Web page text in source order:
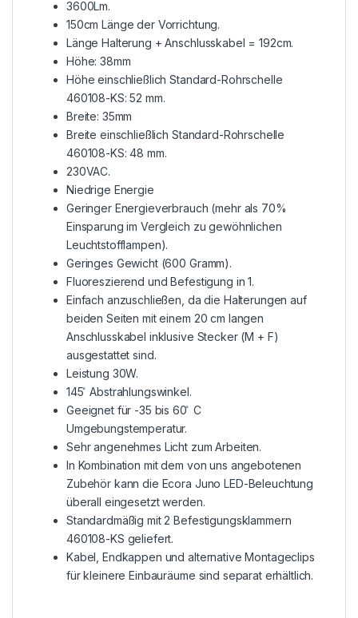
3600Lm.
150cm Länge der Vorrichtung.
Länge Halterung + Anschlusskabel = 192cm.
Höhe: 38mm
Höhe einschließlich Standard-Rohrschelle
460108-KS: 52 mm.
Breite: 35mm
Breite einschließlich Standard-Rohrschelle
460108-KS: 48 mm.
230VAC.
Niedrige Energie
Geringer Energieverbrauch (mehr als 70%
Einsparung im Vergleich zu gewöhnlichen
Leuchtstofflampen).
Geringes Gewicht (600 Gramm).
Fluoreszierend und Befestigung in 1.
Einfach anzuschließen, da die Halterungen auf
beiden Seiten mit einem 20 cm langen
Anschlusskabel inklusive Stecker (M + F)
ausgestattet sind.
Leistung 30W.
145 ̊ Abstrahlungswinkel.
Geeignet für -35 bis 60 ̊ C
Umgebungstemperatur.
Sehr angenehmes Licht zum Arbeiten.
In Kombination mit dem von uns angebotenen
Zubehör kann die Ecora Juno LED-Beleuchtung
überall eingesetzt werden.
Standardmäßig mit 2 Befestigungsklammern
460108-KS geliefert.
Kabel, Endkappen und alternative Montageclips
für kleinere Einbauräume sind separat erhältlich.